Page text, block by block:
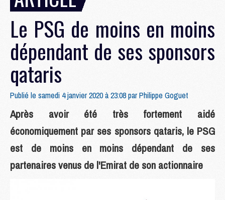
Le PSG de moins en moins
dépendant de ses sponsors
qataris
Publié le samedi 4 janvier 2020 à 23:08 parPhilippe Goguet
Après avoir été très fortement aidé
économiquement par ses sponsors qataris, le PSG
est de moins en moins dépendant de ses
partenaires venus de l'Emirat de son actionnaire